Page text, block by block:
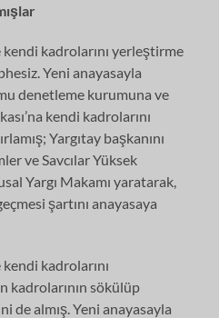
kadrolarını yerleştirme
Yeni anayasayla
denetleme kurumuna ve
kendi kadrolarını
Yargıtay başkanını
ve Savcılar Yüksek
Yargı Makamı yaratarak,
şartını anayasaya
kadrolarını
kadrolarının sökülüp
de almış. Yeni anayasayla